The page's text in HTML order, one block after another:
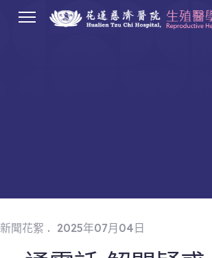
新聞花絮 2025年07月04日